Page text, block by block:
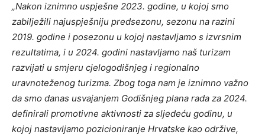
„Nakon iznimno uspješne 2023. godine, u kojoj smo
zabilježili najuspješniju predsezonu, sezonu na razini
2019. godine i posezonu u kojoj nastavljamo s izvrsnim
rezultatima, i u 2024. godini nastavljamo naš turizam
razvijati u smjeru cjelogodišnjeg i regionalno
uravnoteženog turizma. Zbog toga nam je iznimno važno
da smo danas usvajanjem Godišnjeg plana rada za 2024.
definirali promotivne aktivnosti za sljedeću godinu, u
kojoj nastavljamo pozicioniranje Hrvatske kao održive,